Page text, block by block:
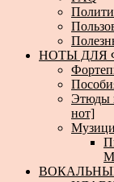
НОТЫ ДЛЯ
Этюды
нот]